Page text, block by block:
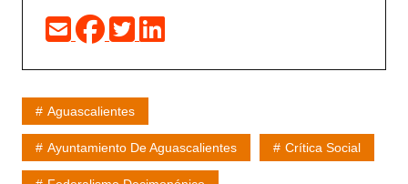
Aguascalientes
Ayuntamiento De Aguascalientes Crítica Social